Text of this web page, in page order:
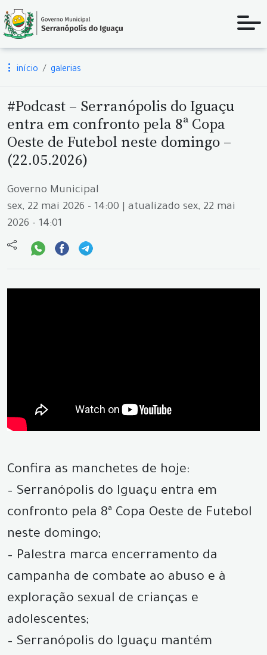
início galerias
#Podcast – Serranópolis do Iguaçu
entra em confronto pela 8ª Copa
Oeste de Futebol neste domingo –
(22.05.2026)
Governo Municipal
sex, 22 mai 2026 - 14:00 | atualizado sex, 22 mai
2026 - 14:01
Confira as manchetes de hoje:
– Serranópolis do Iguaçu entra em
confronto pela 8ª Copa Oeste de Futebol
neste domingo;
– Palestra marca encerramento da
campanha de combate ao abuso e à
exploração sexual de crianças e
adolescentes;
– Serranópolis do Iguaçu mantém